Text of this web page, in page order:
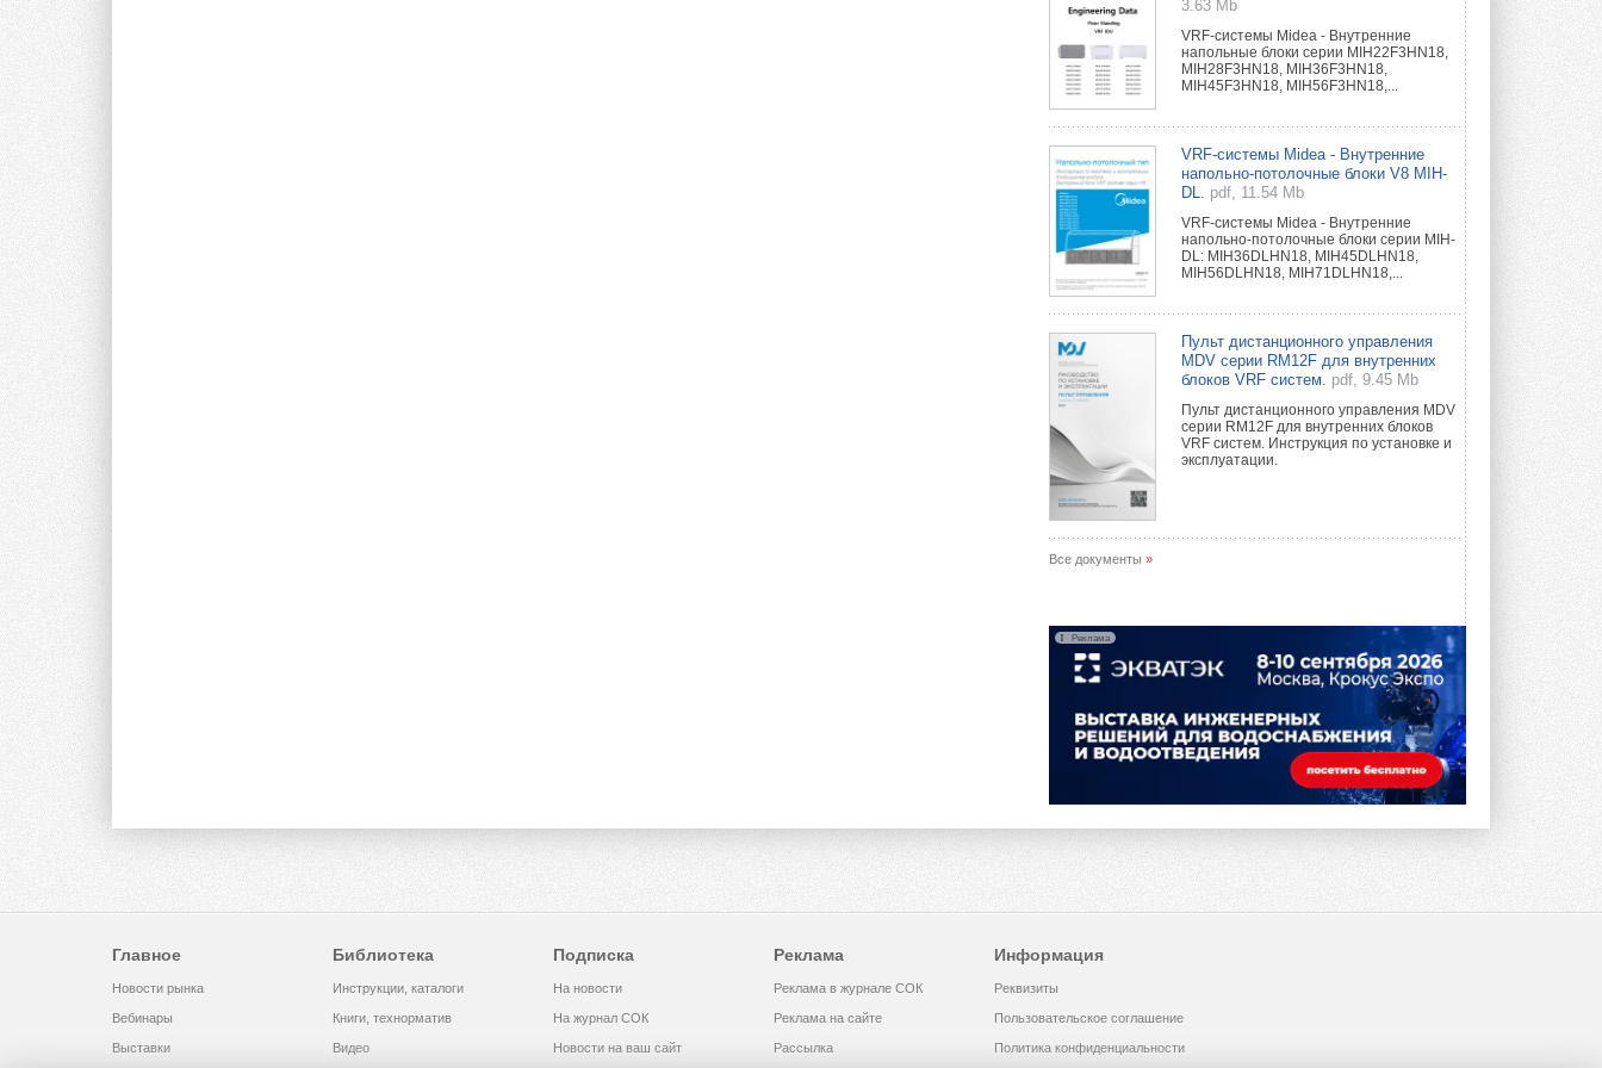
3.63 Mb
VRF-системы Midea - Внутренние
напольные блоки серии MIH22F3HN18,
MIH28F3HN18, MIH36F3HN18,
MIH45F3HN18, MIH56F3HN18,...
VRF-системы Midea - Внутренние
напольно-потолочные блоки V8 MIH-
DL.
pdf, 11.54 Mb
VRF-системы Midea - Внутренние
напольно-потолочные блоки серии MIH-
DL: MIH36DLHN18, MIH45DLHN18,
MIH56DLHN18, MIH71DLHN18,...
Пульт дистанционного управления
MDV серии RM12F для внутренних
блоков VRF систем.
pdf, 9.45 Mb
Пульт дистанционного управления MDV
серии RM12F для внутренних блоков
VRF систем. Инструкция по установке и
эксплуатации.
Все документы »
Реклама
Главное
Новости рынка
Вебинары
Выставки
Библиотека
Инструкции, каталоги
Книги, технорматив
Видео
Подписка
На новости
На журнал СОК
Новости на ваш сайт
Реклама
Реклама в журнале СОК
Реклама на сайте
Рассылка
Информация
Реквизиты
Пользовательское соглашение
Политика конфиденциальности